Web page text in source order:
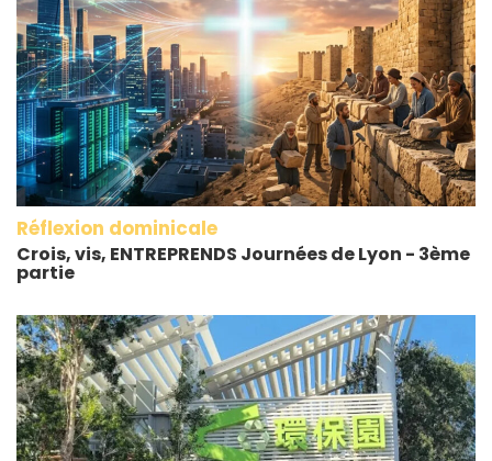
Réflexion dominicale
Crois, vis, ENTREPRENDS Journées de Lyon - 3ème
partie